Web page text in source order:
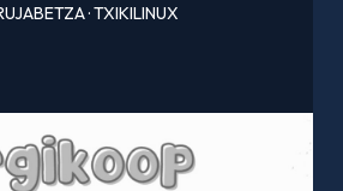
·TXIKILINUX